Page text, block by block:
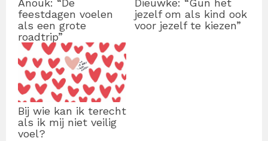
Anouk: “De
feestdagen voelen
als een grote
roadtrip”
Dieuwke: “Gun het
jezelf om als kind ook
voor jezelf te kiezen”
Bij wie kan ik terecht
als ik mij niet veilig
voel?